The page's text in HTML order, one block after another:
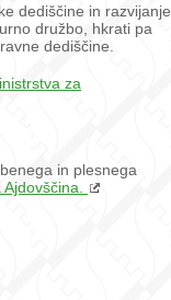
dediščine in razvijanje
družbo, hkrati pa
dediščine.
za
in plesnega